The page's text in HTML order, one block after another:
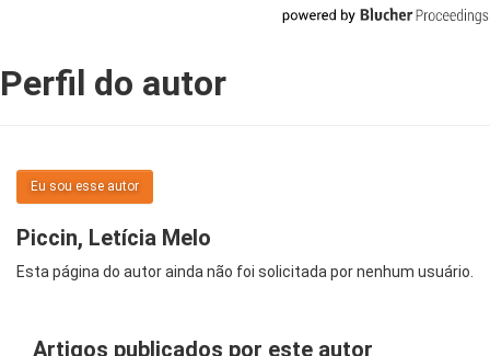
Perfil do autor
Eu sou esse autor
Piccin, Letícia Melo
Esta página do autor ainda não foi solicitada por nenhum usuário.
Artigos publicados por este autor